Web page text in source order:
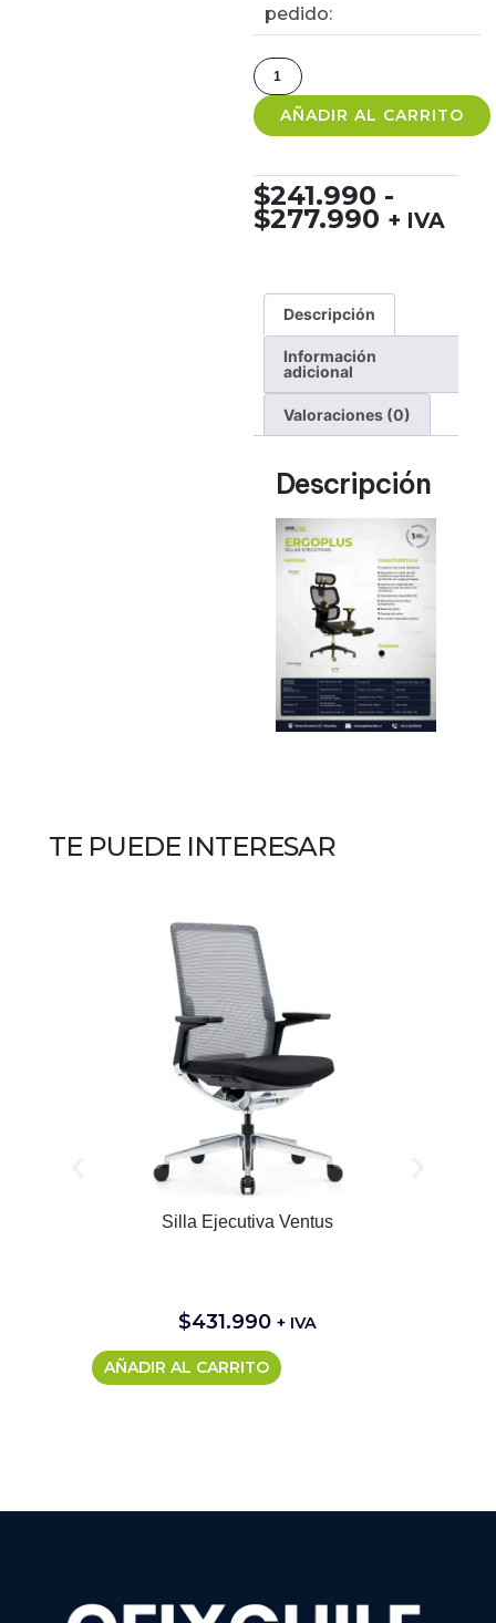
pedido:
AÑADIR AL CARRITO
$241.990 -
$277.990 + IVA
Descripción
Información
adicional
Valoraciones (0)
Descripción
TE PUEDE INTERESAR
Silla Ejecutiva Ventus
$431.990 + IVA
AÑADIR AL CARRITO